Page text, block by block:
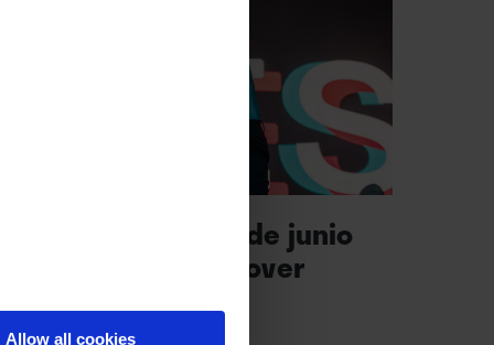
Allow all cookies
Primavera Sound (4 de junio
/2): el reto de conmover
/ Barcelona